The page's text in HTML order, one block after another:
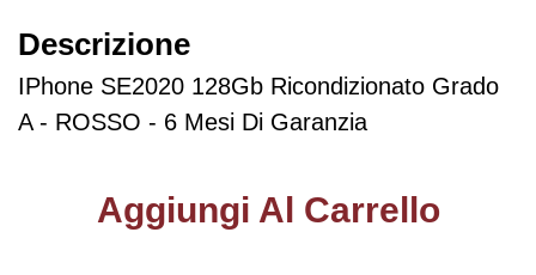
Descrizione
IPhone SE2020 128Gb Ricondizionato Grado
A - ROSSO - 6 Mesi Di Garanzia
Aggiungi Al Carrello